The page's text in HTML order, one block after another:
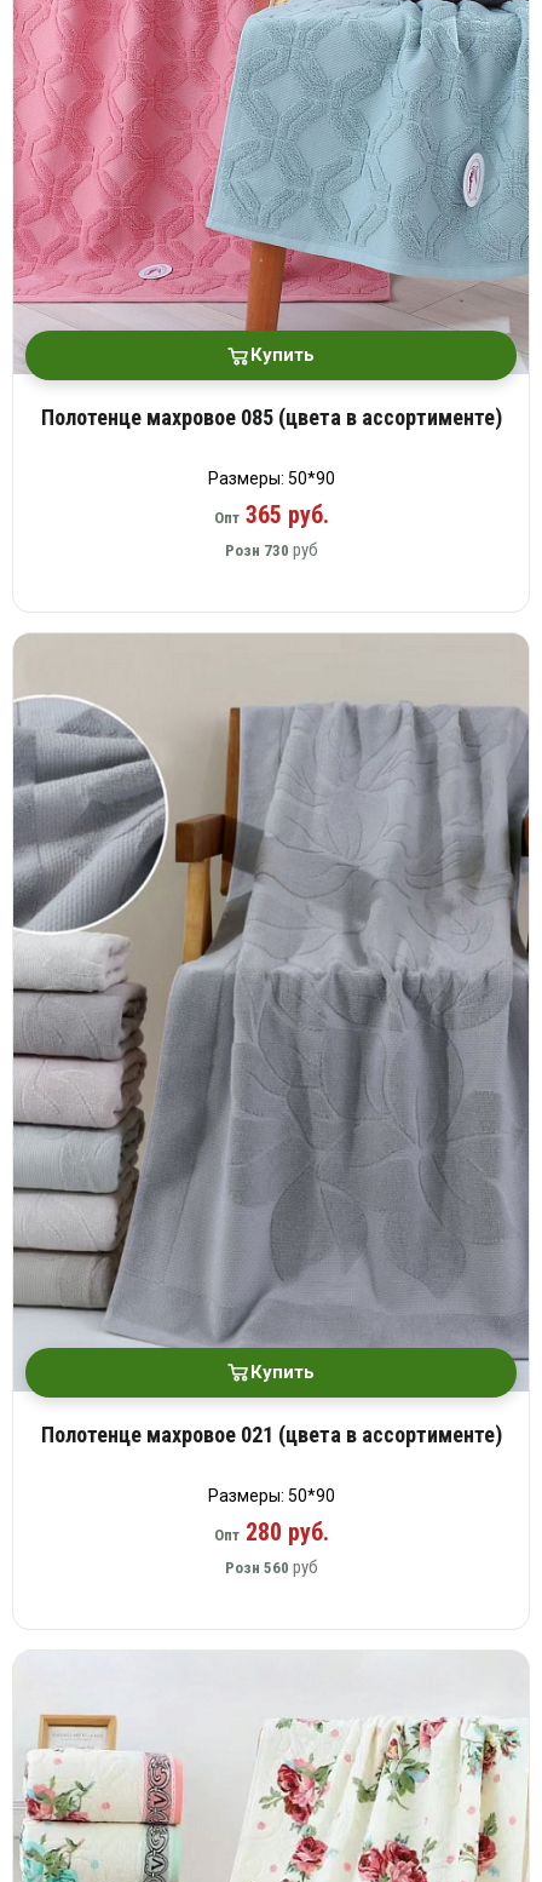
платки
Купить
Полотенце махровое 085 (цвета в ассортименте)
Размеры: 50*90
Опт365 руб.
Розн 730 руб
Купить
Полотенце махровое 021 (цвета в ассортименте)
Размеры: 50*90
Опт280 руб.
Розн 560 руб